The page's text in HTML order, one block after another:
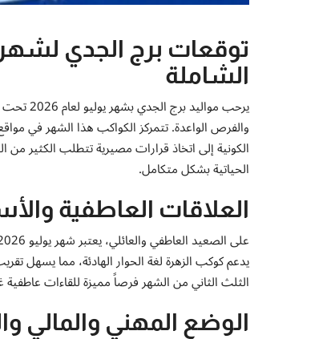
الشاملة
يرحب
والفرص الواعدة. تتمركز الكواكب هذا الشهر في
الكونية إلى اتخاذ قرارات مصيرية تتطلب الكثير
الحياتية بشكل متكامل.
العلاقات العاطفية
يدعم كوكب الزهرة لغة الحوار الهادئة، مما يسهل
الثلث الثاني من الشهر فرصاً مميزة للقاءات
الوضع المهني والمالي